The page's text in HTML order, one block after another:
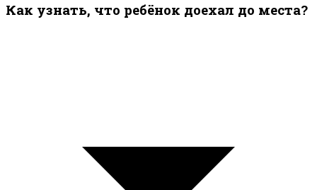
Как узнать, что ребёнок доехал до места?